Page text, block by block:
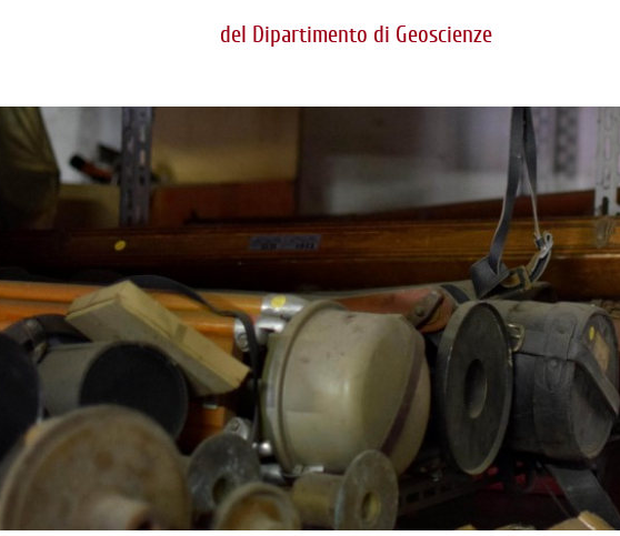
del Dipartimento di Geoscienze